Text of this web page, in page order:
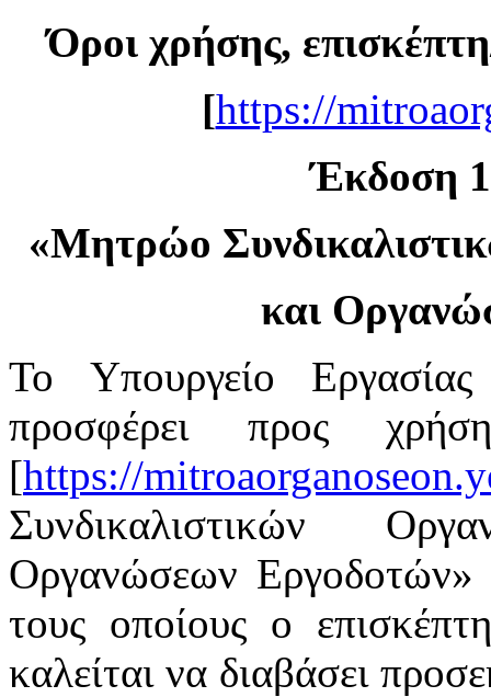
Όροι χρήσης,
[https://
Έκδοση
«Μητρώο
και
Το Υπουργείο
προσφέρει προς
[https://
Συνδικαλιστικών
Οργανώσεων Εργοδοτών»
τους οποίους ο
καλείται να διαβάσει